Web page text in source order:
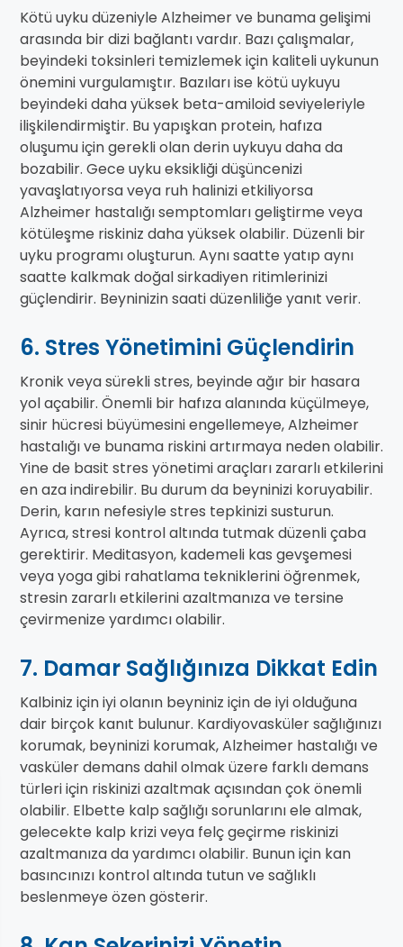
Kötü uyku düzeniyle Alzheimer ve bunama gelişimi
arasında bir dizi bağlantı vardır. Bazı çalışmalar,
beyindeki toksinleri temizlemek için kaliteli uykunun
önemini vurgulamıştır. Bazıları ise kötü uykuyu
beyindeki daha yüksek beta-amiloid seviyeleriyle
ilişkilendirmiştir. Bu yapışkan protein, hafıza
oluşumu için gerekli olan derin uykuyu daha da
bozabilir. Gece uyku eksikliği düşüncenizi
yavaşlatıyorsa veya ruh halinizi etkiliyorsa
Alzheimer hastalığı semptomları geliştirme veya
kötüleşme riskiniz daha yüksek olabilir. Düzenli bir
uyku programı oluşturun. Aynı saatte yatıp aynı
saatte kalkmak doğal sirkadiyen ritimlerinizi
güçlendirir. Beyninizin saati düzenliliğe yanıt verir.
6. Stres Yönetimini Güçlendirin
Kronik veya sürekli stres, beyinde ağır bir hasara
yol açabilir. Önemli bir hafıza alanında küçülmeye,
sinir hücresi büyümesini engellemeye, Alzheimer
hastalığı ve bunama riskini artırmaya neden olabilir.
Yine de basit stres yönetimi araçları zararlı etkilerini
en aza indirebilir. Bu durum da beyninizi koruyabilir.
Derin, karın nefesiyle stres tepkinizi susturun.
Ayrıca, stresi kontrol altında tutmak düzenli çaba
gerektirir. Meditasyon, kademeli kas gevşemesi
veya yoga gibi rahatlama tekniklerini öğrenmek,
stresin zararlı etkilerini azaltmanıza ve tersine
çevirmenize yardımcı olabilir.
7. Damar Sağlığınıza Dikkat Edin
Kalbiniz için iyi olanın beyniniz için de iyi olduğuna
dair birçok kanıt bulunur. Kardiyovasküler sağlığınızı
korumak, beyninizi korumak, Alzheimer hastalığı ve
vasküler demans dahil olmak üzere farklı demans
türleri için riskinizi azaltmak açısından çok önemli
olabilir. Elbette kalp sağlığı sorunlarını ele almak,
gelecekte kalp krizi veya felç geçirme riskinizi
azaltmanıza da yardımcı olabilir. Bunun için kan
basıncınızı kontrol altında tutun ve sağlıklı
beslenmeye özen gösterir.